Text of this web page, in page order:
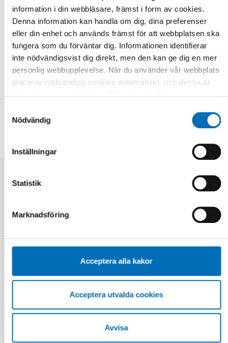
information i din webbläsare, främst i form av cookies.
Denna information kan handla om dig, dina preferenser
eller din enhet och används främst för att webbplatsen ska
fungera som du förväntar dig. Informationen identifierar
inte nödvändigsvist dig direkt, men den kan ge dig en mer
personlig webbupplevelse. När du använder vår webbplats
placeras nödvändiga cookies automatiskt, och dessa är
dess funktioner. Vi respekterar din integritet, och du kan
marknadsföring och oklassificerade) du vill acceptera.
Klicka på de olika kategorirubrikerna för att ta reda på mer
blockering av cookies kan påverka din upplevelse av
webbplatsen och de tjänster vi erbjuder. Om du har besökt
cookies kan du alltid radera dem genom att navigera till
Nödvändig
Inställningar
Statistik
Marknadsföring
Acceptera alla kakor
Acceptera utvalda cookies
Avvisa
informations- och kommunikationsteknologi samt arbetsliv.
Uppdragsgivare för rapporten ärBarne-, ungdoms- och
familiedirektoratet (Bufdir)i Norge.
Fakta